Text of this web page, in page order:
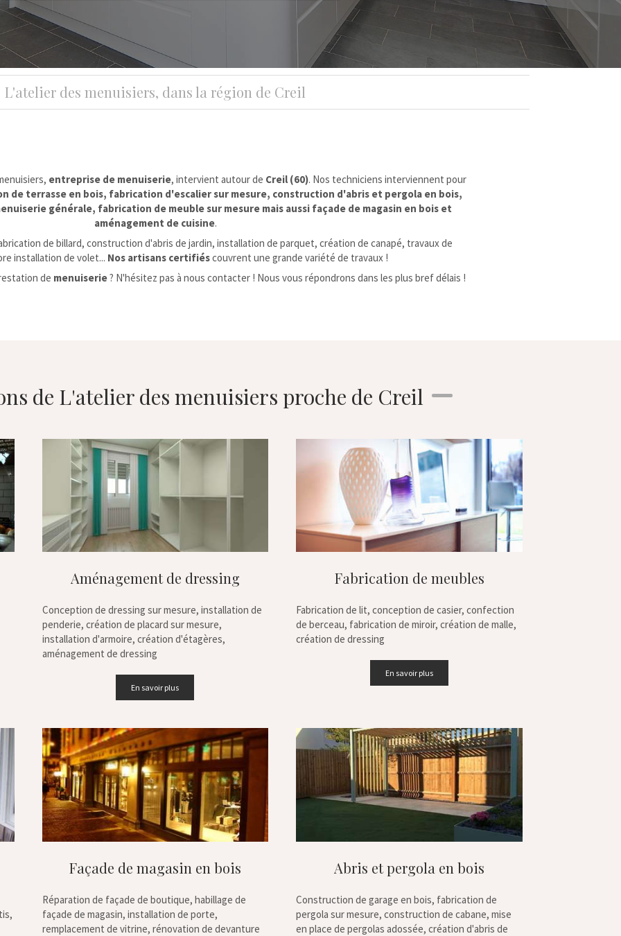
L'atelier des menuisiers, dans la région de Creil
entreprise de menuiserie, intervient autour de Creil (60). Nos techniciens interviennent pour
de terrasse en bois, fabrication d'escalier sur mesure, construction d'abris et pergola en bois,
générale, fabrication de meuble sur mesure mais aussi façade de magasin en bois et
aménagement de cuisine.
de billard, construction d'abris de jardin, installation de parquet, création de canapé, travaux de
installation de volet... Nos artisans certifiéscouvrent une grande variété de travaux !
de menuiserie? N'hésitez pas à nous contacter ! Nous vous répondrons dans les plus bref délais !
de L'atelier des menuisiers proche de Creil
Aménagement de dressing
Conception de dressing sur mesure, installation de
penderie, création de placard sur mesure,
installation d'armoire, création d'étagères,
aménagement de dressing
En savoir plus
Fabrication de meubles
Fabrication de lit, conception de casier, confection
de berceau, fabrication de miroir, création de malle,
création de dressing
En savoir plus
Façade de magasin en bois
Réparation de façade de boutique, habillage de
façade de magasin, installation de porte,
remplacement de vitrine, rénovation de devanture
Abris et pergola en bois
Construction de garage en bois, fabrication de
pergola sur mesure, construction de cabane, mise
en place de pergolas adossée, création d'abris de